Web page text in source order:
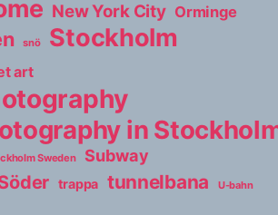
New York City Orminge
snö Stockholm
art
in
Sweden Subway
trappa tunnelbana U-bahn